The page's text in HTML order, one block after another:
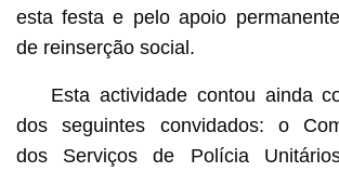
esta festa e pelo apoio
de reinserção social.
Esta actividade contou ainda
dos seguintes convidados: o
dos Serviços de Polícia